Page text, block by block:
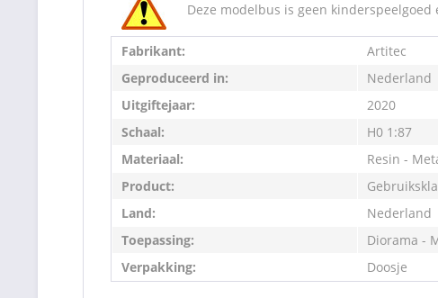
Deze modelbus is geen
Fabrikant:
Artitec
Geproduceerd in:
Nederland
Uitgiftejaar:
2020
Schaal:
H0 1:87
Materiaal:
Resin -
Product:
Land:
Nederland
Toepassing:
Diorama -
Verpakking:
Doosje